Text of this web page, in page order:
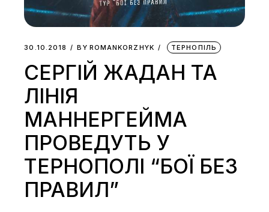
30.10.2018 BY ROMANKORZHYK ТЕРНОПІЛЬ
СЕРГІЙ ЖАДАН ТА
ЛІНІЯ
МАННЕРГЕЙМА
ПРОВЕДУТЬ У
ТЕРНОПОЛІ “БОЇ БЕЗ
ПРАВИЛ”